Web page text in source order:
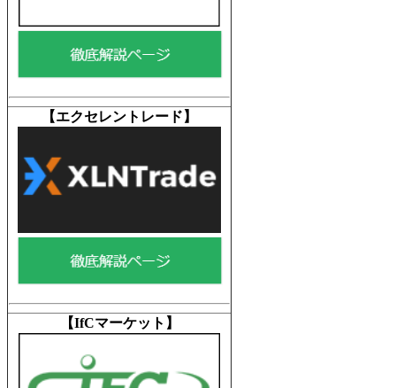
【エクセレントレード 】
【IfCマーケット 】